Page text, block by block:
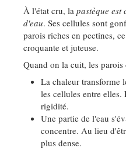
À l'état cru, la pastèque est
d'eau. Ses cellules sont
parois riches en pectines,
croquante et juteuse.
Quand on la cuit, les
La chaleur transforme
les cellules entre
rigidité.
Une partie de l'eau
concentre. Au lieu
plus dense.